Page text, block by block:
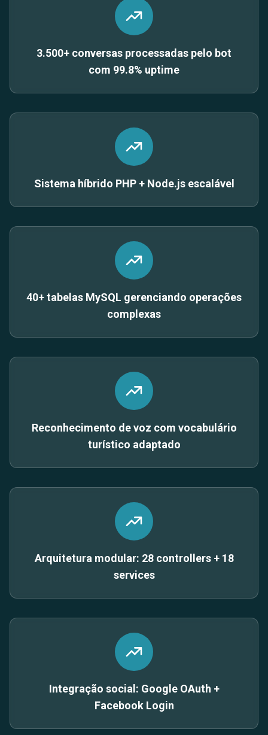
3.500+ conversas processadas pelo bot
com 99.8% uptime
Sistema híbrido PHP + Node.js escalável
40+ tabelas MySQL gerenciando operações
complexas
Reconhecimento de voz com vocabulário
turístico adaptado
Arquitetura modular: 28 controllers + 18
services
Integração social: Google OAuth +
Facebook Login